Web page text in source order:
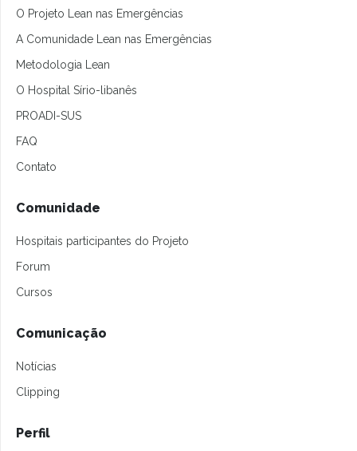
O Projeto Lean nas Emergências
A Comunidade Lean nas Emergências
Metodologia Lean
O Hospital Sírio-libanês
PROADI-SUS
FAQ
Contato
Comunidade
Hospitais participantes do Projeto
Forum
Cursos
Comunicação
Notícias
Clipping
Perfil